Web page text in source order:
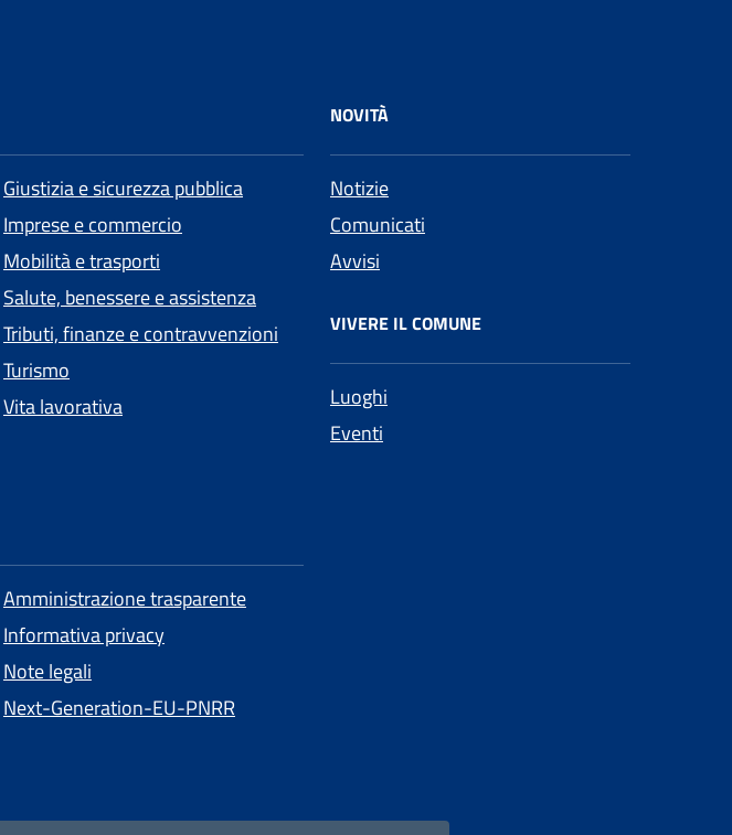
Giustizia e sicurezza pubblica
Imprese e commercio
Mobilità e trasporti
Salute, benessere e assistenza
Tributi, finanze e contravvenzioni
Turismo
Vita lavorativa
NOVITÀ
Notizie
Comunicati
Avvisi
VIVERE IL COMUNE
Luoghi
Eventi
Amministrazione trasparente
Informativa privacy
Note legali
Next-Generation-EU-PNRR